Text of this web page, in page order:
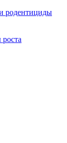
родентициды